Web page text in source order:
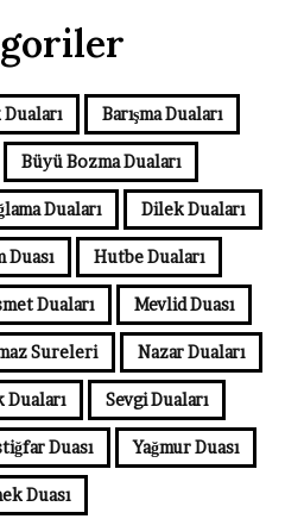
Duaları Barışma Duaları
Büyü Bozma Duaları
Duaları Dilek Duaları
Duası Hutbe Duaları
Duaları Mevlid Duası
Sureleri Nazar Duaları
Duaları Sevgi Duaları
Duası Yağmur Duası
Duası